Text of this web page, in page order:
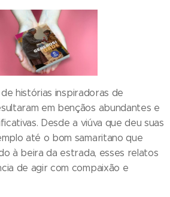
histórias inspiradoras de
em bençãos abundantes e
Desde a viúva que deu suas
até o bom samaritano que
à beira da estrada, esses relatos
de agir com compaixão e